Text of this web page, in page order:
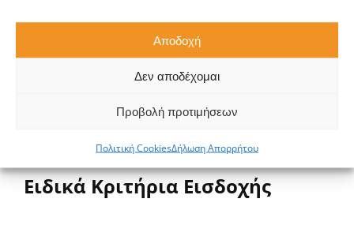
Αποδοχή
Δεν αποδέχομαι
Προβολή προτιμήσεων
Πολιτική CookiesΔήλωση Απορρήτου
τομείς Διδασκαλίας,
Απασχολησιμότητας, Διεθνοποίησης,
Προγράμματος Ιατρικής, και Φοιτητικών
Ειδικά Κριτήρια Εισδοχής